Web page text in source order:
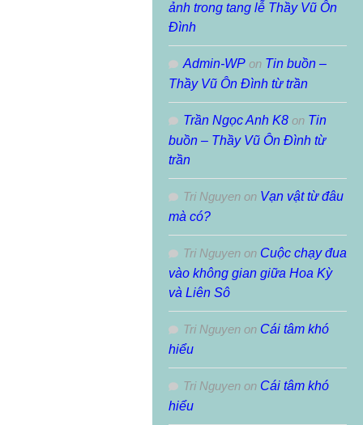
ảnh trong tang lễ Thầy Vũ Ôn
Đình
Admin-WP on Tin buồn –
Thầy Vũ Ôn Đình từ trần
Trần Ngọc Anh K8 on Tin
buồn – Thầy Vũ Ôn Đình từ
trần
Tri Nguyen on Vạn vật từ đâu
mà có?
Tri Nguyen on Cuộc chạy đua
vào không gian giữa Hoa Kỳ
và Liên Sô
Tri Nguyen on Cái tâm khó
hiểu
Tri Nguyen on Cái tâm khó
hiểu